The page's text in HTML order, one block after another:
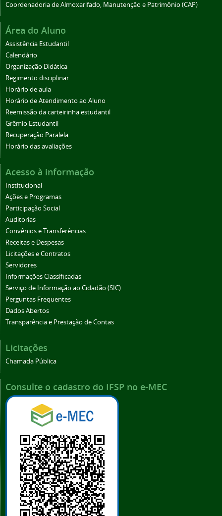
Coordenadoria de Almoxarifado, Manutenção e Patrimônio (CAP)
Área do Aluno
Assistência Estudantil
Calendário
Organização Didática
Regimento disciplinar
Horário de aula
Horário de Atendimento ao Aluno
Reemissão da carteirinha estudantil
Grêmio Estudantil
Recuperação Paralela
Horário das avaliações
Acesso à informação
Institucional
Ações e Programas
Participação Social
Auditorias
Convênios e Transferências
Receitas e Despesas
Licitações e Contratos
Servidores
Informações Classificadas
Serviço de Informação ao Cidadão (SIC)
Perguntas Frequentes
Dados Abertos
Transparência e Prestação de Contas
Licitações
Chamada Pública
Consulte o cadastro do IFSP no e-MEC